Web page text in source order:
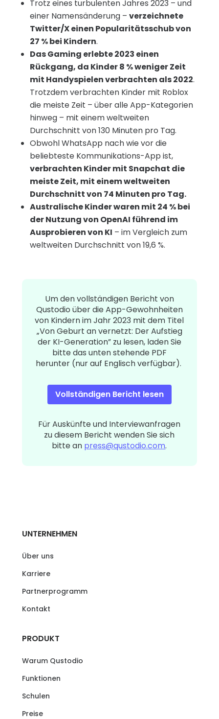
Trotz eines turbulenten Jahres 2023 – und
einer Namensänderung – verzeichnete
Twitter/X einen Popularitätsschub von
27 % bei Kindern.
Das Gaming erlebte 2023 einen
Rückgang, da Kinder 8 % weniger Zeit
mit Handyspielen verbrachten als 2022.
Trotzdem verbrachten Kinder mit Roblox
die meiste Zeit – über alle App-Kategorien
hinweg – mit einem weltweiten
Durchschnitt von 130 Minuten pro Tag.
Obwohl WhatsApp nach wie vor die
beliebteste Kommunikations-App ist,
verbrachten Kinder mit Snapchat die
meiste Zeit, mit einem weltweiten
Durchschnitt von 74 Minuten pro Tag.
Australische Kinder waren mit 24 % bei
der Nutzung von OpenAI führend im
Ausprobieren von KI – im Vergleich zum
weltweiten Durchschnitt von 19,6 %.
Um den vollständigen Bericht von
Qustodio über die App-Gewohnheiten
von Kindern im Jahr 2023 mit dem Titel
„Von Geburt an vernetzt: Der Aufstieg
der KI-Generation” zu lesen, laden Sie
bitte das unten stehende PDF
herunter (nur auf Englisch verfügbar).
Vollständigen Bericht lesen
Für Auskünfte und Interviewanfragen
zu diesem Bericht wenden Sie sich
bitte an press@qustodio.com.
UNTERNEHMEN
Über uns
Karriere
Partnerprogramm
Kontakt
PRODUKT
Warum Qustodio
Funktionen
Schulen
Preise